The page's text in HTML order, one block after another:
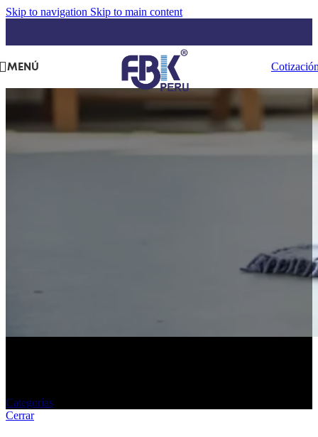
Skip to navigation Skip to main content
MENÚ
Categorías
Cerrar